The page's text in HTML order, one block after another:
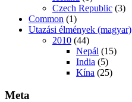
Czech Republic (3)
Common (1)
Utazási élmények (magyar)
2010 (44)
Nepál (15)
India (5)
Kína (25)
Meta